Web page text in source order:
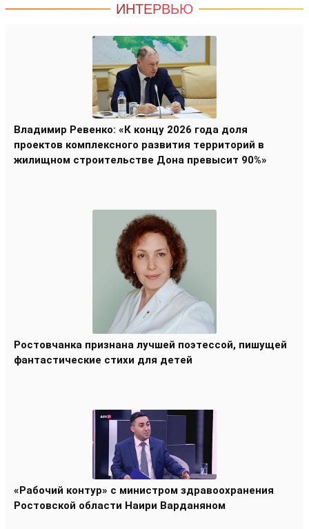
ИНТЕРВЬЮ
Владимир Ревенко: «К концу 2026 года доля
проектов комплексного развития территорий в
жилищном строительстве Дона превысит 90%»
Ростовчанка признана лучшей поэтессой, пишущей
фантастические стихи для детей
«Рабочий контур» с министром здравоохранения
Ростовской области Наири Варданяном